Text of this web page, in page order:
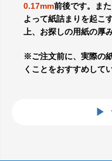
0.17mm前後です。ま
よって紙詰まりを起こ
上、お探しの用紙の厚
※ご注文前に、実際の
くことをおすすめして